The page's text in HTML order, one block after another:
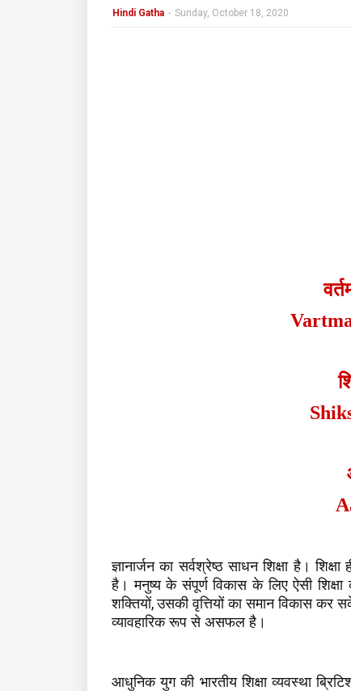
Hindi Gatha - Sunday, October 18, 2020
ज्ञानार्जन का सर्वश्रेष्ठ साधन शिक्षा है।
है। मनुष्य के संपूर्ण विकास के लिए ऐसी
शक्तियों,उसकी वृत्तियों का समान विकास कर
व्यावहारिक रूप से असफल है।
आधुनिक युग की भारतीय शिक्षा व्यवस्था